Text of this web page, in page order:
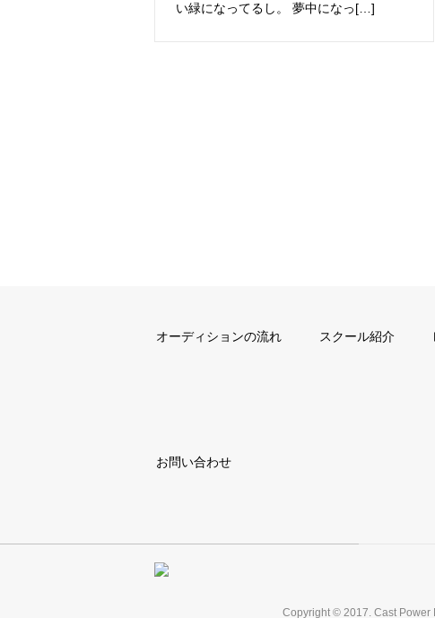
い緑になってるし。 夢中になっ[…]
オーディションの流れ スクール紹介
お問い合わせ
Copyright © 2017. Cast Power